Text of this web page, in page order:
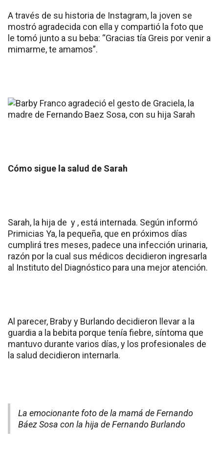
A través de su historia de Instagram, la joven se
mostró agradecida con ella y compartió la foto que
le tomó junto a su beba: “Gracias tía Greis por venir a
mimarme, te amamos”.
Cómo sigue la salud de Sarah
Sarah, la hija de y , está internada. Según informó
Primicias Ya, la pequeña, que en próximos días
cumplirá tres meses, padece una infección urinaria,
razón por la cual sus médicos decidieron ingresarla
al Instituto del Diagnóstico para una mejor atención.
Al parecer, Braby y Burlando decidieron llevar a la
guardia a la bebita porque tenía fiebre, síntoma que
mantuvo durante varios días, y los profesionales de
la salud decidieron internarla.
La emocionante foto de la mamá de Fernando
Báez Sosa con la hija de Fernando Burlando